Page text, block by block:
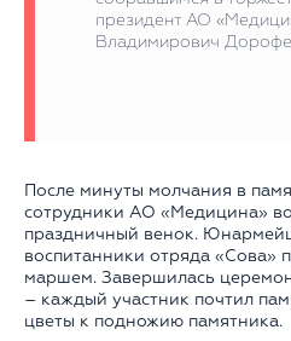
президент АО
Владимирович
После минуты молчания в
сотрудники АО «Медицина»
праздничный венок.
воспитанники отряда «Сова»
маршем. Завершилась
– каждый участник почтил
цветы к подножию памятника.